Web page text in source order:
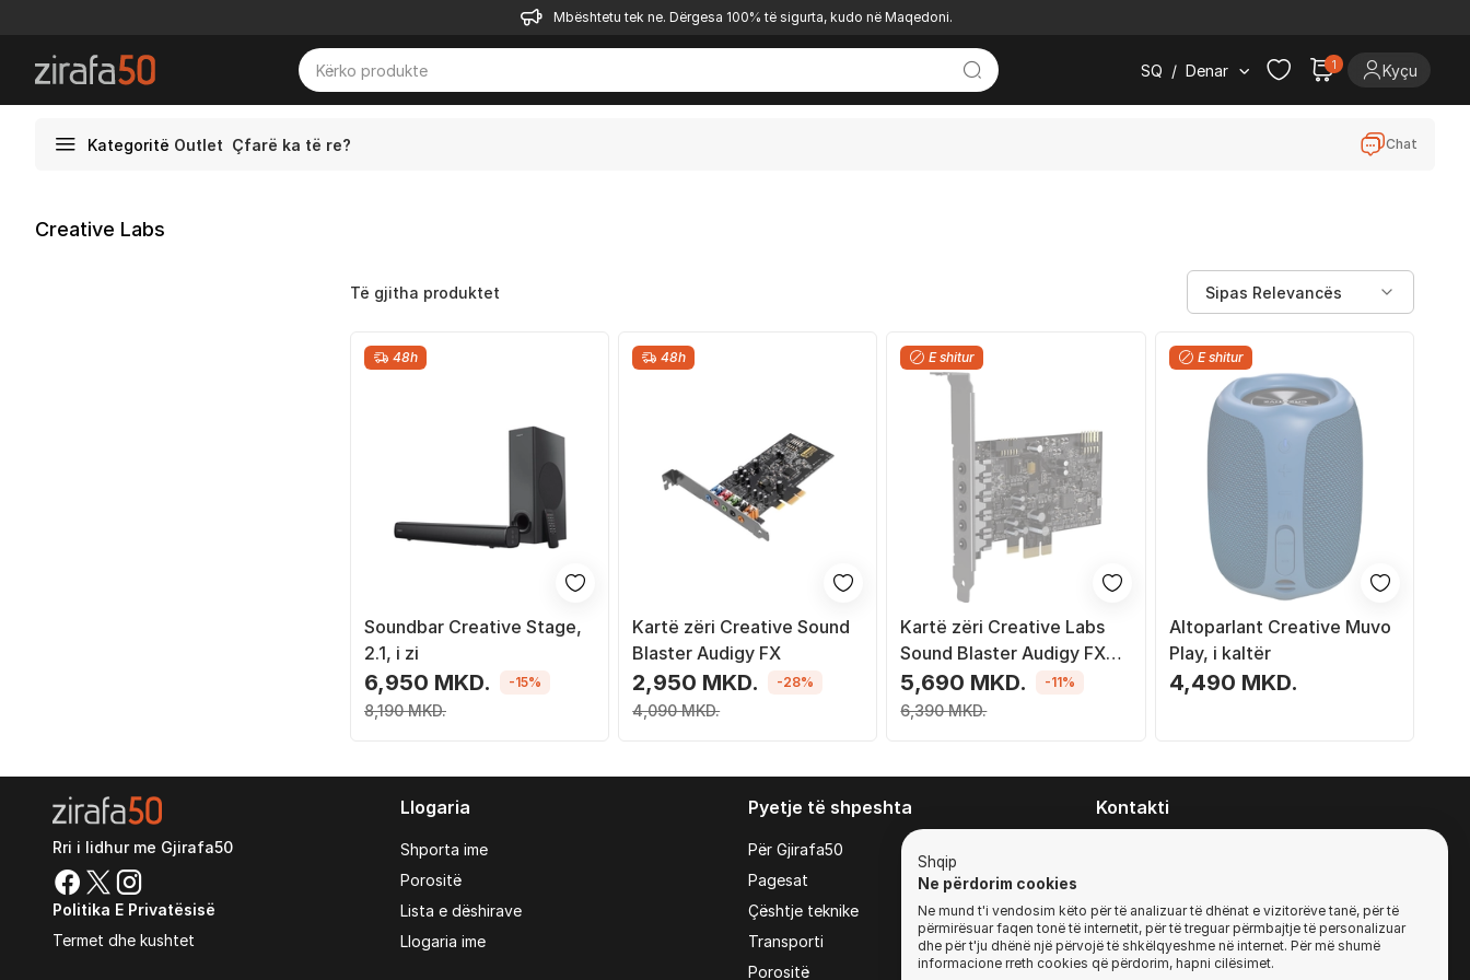
Mbështetu tek ne. Dërgesa 100% të sigurta, kudo në Maqedoni.
SQ / Denar 1 Kyçu
Kategoritë Outlet Çfarë ka të re? Chat
Creative Labs
Të gjitha produktet
48h
Soundbar Creative Stage,
2.1, i zi
6,950 MKD.
8,190 MKD.
-15%
48h
Kartë zëri Creative Sound
Blaster Audigy FX
2,950 MKD.
4,090 MKD.
-28%
E shitur
Kartë zëri Creative Labs
Sound Blaster Audigy FX
V2, 5.1, PCIe, e zezë
5,690 MKD.
6,390 MKD.
-11%
E shitur
Altoparlant Creative Muvo
Play, i kaltër
4,490 MKD.
Rri i lidhur me Gjirafa50
Politika E Privatësisë
Termet dhe kushtet
Llogaria
Shporta ime
Porositë
Lista e dëshirave
Llogaria ime
Pyetje të shpeshta
Për Gjirafa50
Pagesat
Çështje teknike
Transporti
Porositë
Kontakti
Për kërkesa të ofertave:
b2b@zirafa50.mk
Shqip
Ne përdorim cookies
Ne mund t'i vendosim këto për të analizuar të dhënat e vizitorëve tanë, për të
përmirësuar faqen tonë të internetit, për të treguar përmbajtje të personalizuar
dhe për t'ju dhënë një përvojë të shkëlqyeshme në internet. Për më shumë
informacione rreth cookies që përdorim, hapni cilësimet.